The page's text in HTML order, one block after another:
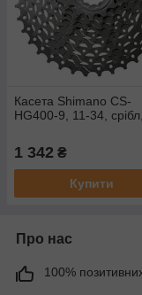
Касета Shimano CS-
HG400-9, 11-34,
1 342 ₴
Купити
Про нас
100% позитивних